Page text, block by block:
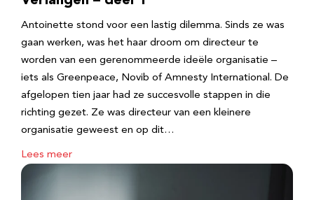
Antoinette stond voor een lastig dilemma. Sinds ze was
gaan werken, was het haar droom om directeur te
worden van een gerenommeerde ideële organisatie –
iets als Greenpeace, Novib of Amnesty International. De
afgelopen tien jaar had ze succesvolle stappen in die
richting gezet. Ze was directeur van een kleinere
organisatie geweest en op dit…
Lees meer